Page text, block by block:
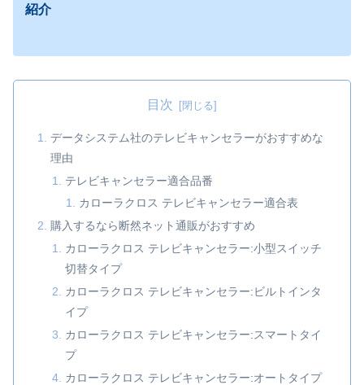
紹介
目次
データシステム社のテレビキャンセラーがおすすめな
理由
テレビキャンセラー適合品番
カローラクロス テレビキャンセラー適合表
購入するなら断然ネット通販がおすすめ
カローラクロス テレビキャンセラー:小型スイッチ
切替タイプ
カローラクロス テレビキャンセラー:ビルトインタ
イプ
カローラクロス テレビキャンセラー:スマートタイ
プ
カローラクロス テレビキャンセラー:オートタイプ